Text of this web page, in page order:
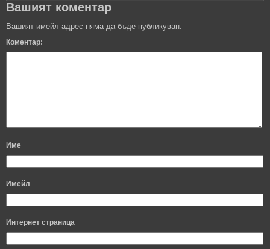
Вашият коментар
Вашият имейл адрес няма да бъде публикуван.
Коментар:
Име
Имейл
Интернет страница